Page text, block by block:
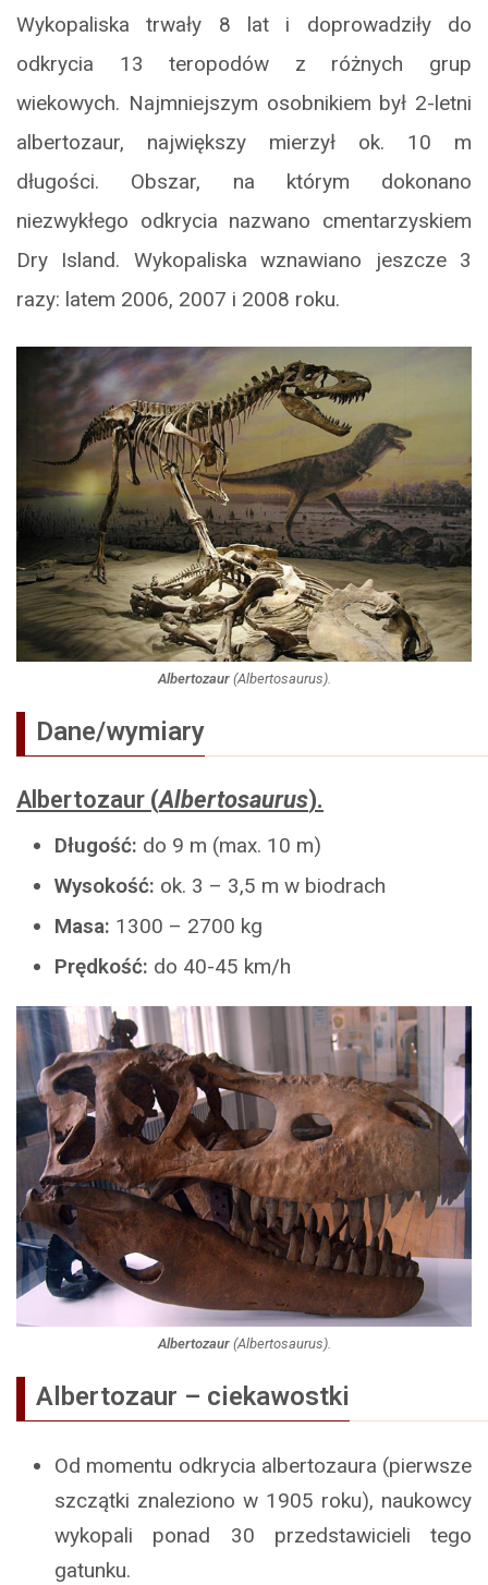
Wykopaliska trwały 8 lat i doprowadziły do
odkrycia 13 teropodów z różnych grup
wiekowych. Najmniejszym osobnikiem był 2-letni
albertozaur, największy mierzył ok. 10 m
długości. Obszar, na którym dokonano
niezwykłego odkrycia nazwano cmentarzyskiem
Dry Island. Wykopaliska wznawiano jeszcze 3
razy: latem 2006, 2007 i 2008 roku.
Albertozaur(Albertosaurus).
Dane/wymiary
Albertozaur (Albertosaurus).
Długość: do 9 m (max. 10 m)
Wysokość: ok. 3 – 3,5 m w biodrach
Masa: 1300 – 2700 kg
Prędkość: do 40-45 km/h
Albertozaur(Albertosaurus).
Albertozaur – ciekawostki
Od momentu odkrycia albertozaura (pierwsze
szczątki znaleziono w 1905 roku), naukowcy
wykopali ponad 30 przedstawicieli tego
gatunku.